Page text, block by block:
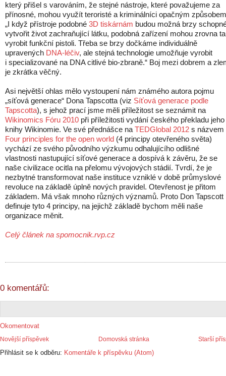
který přišel s varováním, že stejné nástroje, které považujeme za
přínosné, mohou využít teroristé a kriminálníci opačným
„I když přístroje podobné 3D tiskárnám budou možná brzy
vytvořit život zachraňující látku, podobná zařízení mohou zrovna
vyrobit funkční pistoli. Třeba se brzy dočkáme individuálně
upravených DNA-léčiv, ale stejná technologie umožňuje vyrobit
i specializované na DNA citlivé bio-zbraně.“ Boj mezi dobrem a
je zkrátka věčný.
Asi největší ohlas mělo vystoupení nám známého autora pojmu
„síťová generace“ Dona Tapscotta (viz Síťová generace podle
Tapscotta), s jehož prací jsme měli příležitost se seznámit na
Wikinomics Fóru 2010 při příležitosti vydání českého překladu jeho
knihy Wikinomie. Ve své přednášce na TEDGlobal 2012 s názvem
Four principles for the open world (4 principy otevřeného světa)
vychází ze svého původního výzkumu odhalujícího odlišné
vlastnosti nastupující síťové generace a dospívá k závěru, že se
naše civilizace ocitla na přelomu vývojových stádií. Tvrdí, že je
nezbytné transformovat naše instituce vzniklé v době průmyslové
revoluce na základě úplně nových pravidel. Otevřenost je přitom
základem. Má však mnoho různých významů. Proto Don Tapscott
definuje tyto 4 principy, na jejichž základě bychom měli naše
organizace měnit.
Celý článek na spomocnik.rvp.cz
0 komentářů:
Okomentovat
Novější příspěvek Starší
Domovská stránka
Přihlásit se k odběru: Komentáře k příspěvku (Atom)